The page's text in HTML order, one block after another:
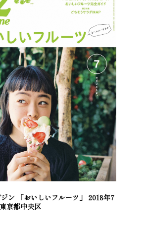
ン 「おいしいフルーツ」 2018年7
京都中央区